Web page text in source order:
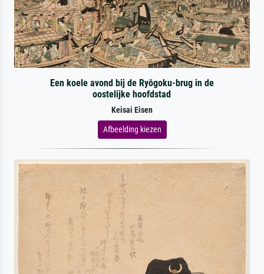
Een koele avond bij de Ryōgoku-brug in de
oostelijke hoofdstad
Keisai Eisen
Afbeelding kiezen